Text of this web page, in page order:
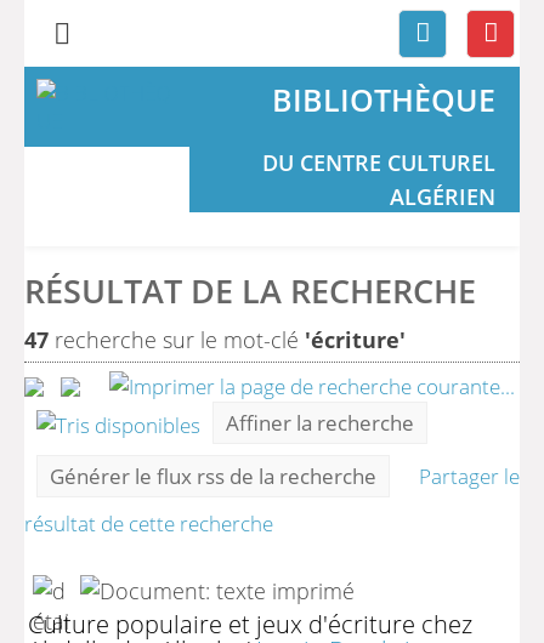
BIBLIOTHÈQUE
DU CENTRE CULTUREL
ALGÉRIEN
RÉSULTAT DE LA RECHERCHE
47 recherche sur le mot-clé 'écriture'
Affiner la recherche
Générer le flux rss de la recherche
Partager le
résultat de cette recherche
Culture populaire et jeux d'écriture chez